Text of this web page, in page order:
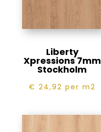
Liberty
Xpressions 7mm
Stockholm
€ 24,92 per m2